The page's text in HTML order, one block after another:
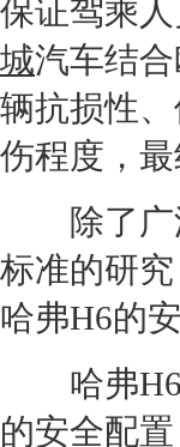
保证驾乘
城汽车结
辆抗损性
伤程度，
除了广
标准的研
哈弗H6的
哈弗H6
的安全配置